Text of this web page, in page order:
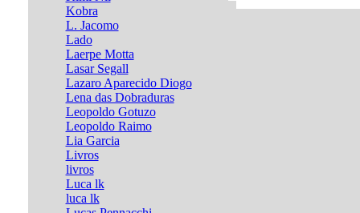
Kobra
L. Jacomo
Lado
Laerpe Motta
Lasar Segall
Lazaro Aparecido Diogo
Lena das Dobraduras
Leopoldo Gotuzo
Leopoldo Raimo
Lia Garcia
Livros
livros
Luca lk
luca lk